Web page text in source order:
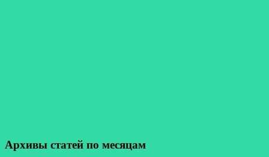
Архивы статей по месяцам